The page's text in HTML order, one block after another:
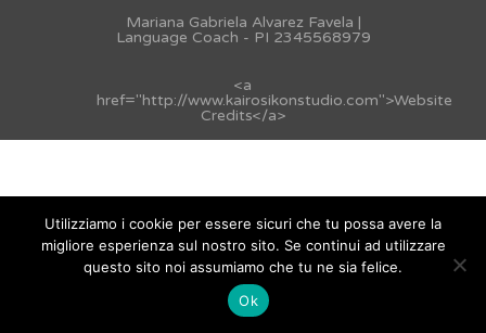
Mariana Gabriela Alvarez Favela |
Language Coach - PI 2345568979
<a
href="http://www.kairosikonstudio.com">Website
Credits</a>
Utilizziamo i cookie per essere sicuri che tu possa avere la
migliore esperienza sul nostro sito. Se continui ad utilizzare
questo sito noi assumiamo che tu ne sia felice.
Ok